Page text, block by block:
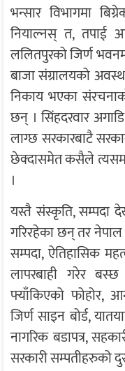
भन्सार विभागमा
नियाल्नस् त,
ललितपुरको जिर्ण
बाजा संग्रालयको
निकाय भएका
छन् । सिंहदरवार
लाग्छ सरकारबाटै
छेक्दासमेत कसैले
।
यस्तै संस्कृति, सम्पदा
गरिरहेका छन् तर
सम्पदा, ऐतिहासिक
लापरबाही गरेर
फ्याँकिएको फोहोर,
जिर्ण साइन बोर्ड,
नागरिक बडापत्र,
सरकारी सम्पतीहरुको